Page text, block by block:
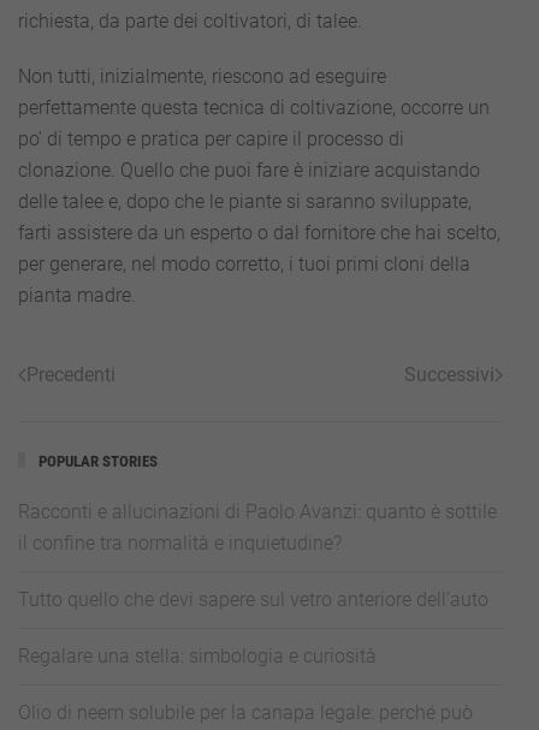
richiesta, da parte dei coltivatori, di talee.
Non tutti, inizialmente, riescono ad eseguire
perfettamente questa tecnica di coltivazione, occorre un
po’ di tempo e pratica per capire il processo di
clonazione. Quello che puoi fare è iniziare acquistando
delle talee e, dopo che le piante si saranno sviluppate,
farti assistere da un esperto o dal fornitore che hai scelto,
per generare, nel modo corretto, i tuoi primi cloni della
pianta madre.
Precedenti Successivi
POPULAR STORIES
Racconti e allucinazioni di Paolo Avanzi: quanto è sottile
il confine tra normalità e inquietudine?
Tutto quello che devi sapere sul vetro anteriore dell’auto
Regalare una stella: simbologia e curiosità
Olio di neem solubile per la canapa legale: perché può